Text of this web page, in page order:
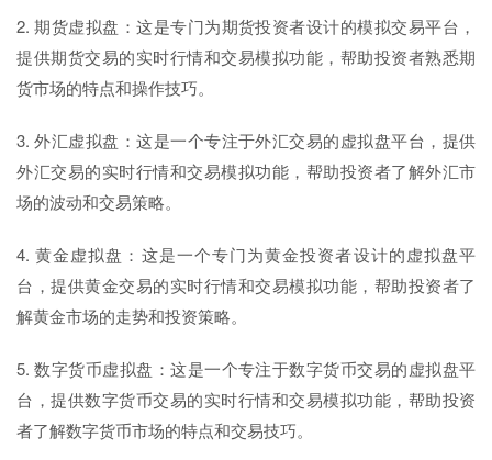
2. 期货虚拟盘：这是专门为期货投资者设计的模拟交易平台，
提供期货交易的实时行情和交易模拟功能，帮助投资者熟悉期
货市场的特点和操作技巧。
3. 外汇虚拟盘：这是一个专注于外汇交易的虚拟盘平台，提供
外汇交易的实时行情和交易模拟功能，帮助投资者了解外汇市
场的波动和交易策略。
4. 黄金虚拟盘：这是一个专门为黄金投资者设计的虚拟盘平
台，提供黄金交易的实时行情和交易模拟功能，帮助投资者了
解黄金市场的走势和投资策略。
5. 数字货币虚拟盘：这是一个专注于数字货币交易的虚拟盘平
台，提供数字货币交易的实时行情和交易模拟功能，帮助投资
者了解数字货币市场的特点和交易技巧。